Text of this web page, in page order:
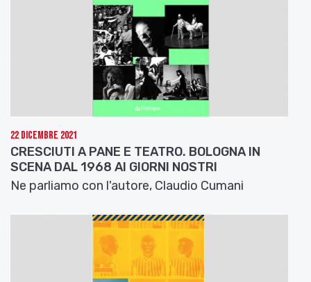
22 Dicembre 2021
CRESCIUTI A PANE E TEATRO. BOLOGNA IN
SCENA DAL 1968 AI GIORNI NOSTRI
Ne parliamo con l'autore, Claudio Cumani